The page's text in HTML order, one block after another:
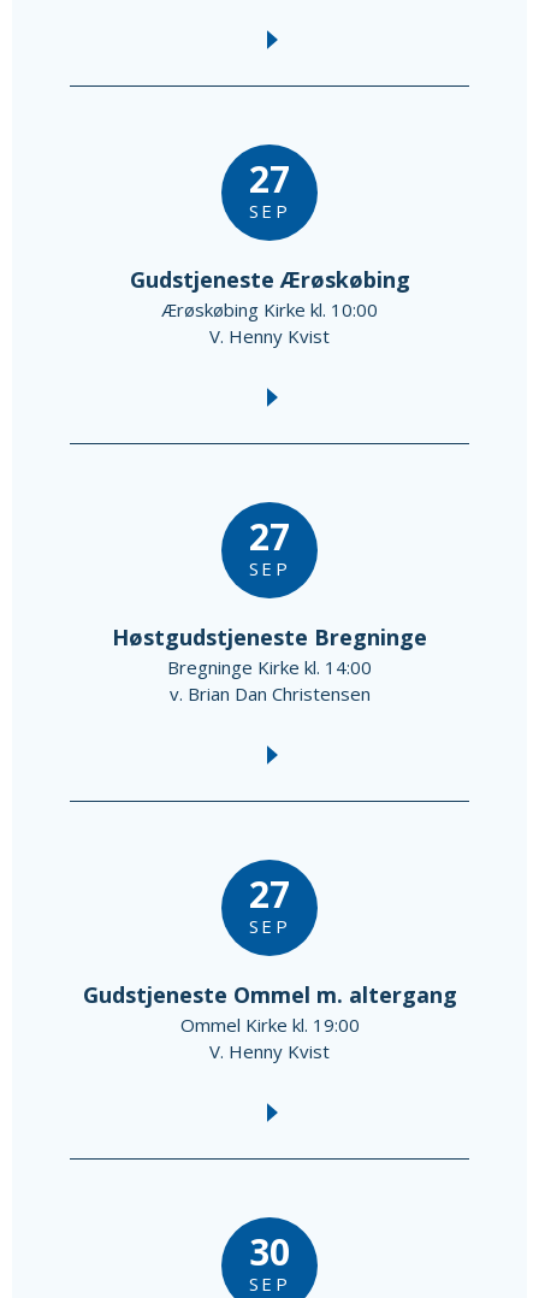
27
SEP
Gudstjeneste Ærøskøbing
Ærøskøbing Kirke kl. 10:00
V. Henny Kvist
27
SEP
Høstgudstjeneste Bregninge
Bregninge Kirke kl. 14:00
v. Brian Dan Christensen
27
SEP
Gudstjeneste Ommel m. altergang
Ommel Kirke kl. 19:00
V. Henny Kvist
30
SEP